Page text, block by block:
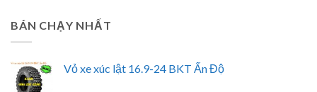
BÁN CHẠY NHẤT
Vỏ xe xúc lật 16.9-24 BKT Ấn Độ